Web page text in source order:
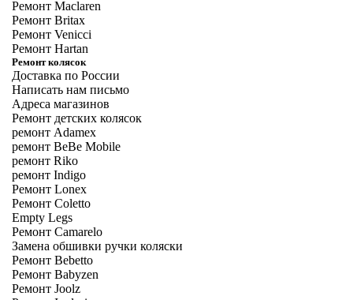
Ремонт Maclaren
Ремонт Britax
Ремонт Venicci
Ремонт Hartan
Ремонт колясок
Доставка по России
Написать нам письмо
Адреса магазинов
Ремонт детских колясок
ремонт Adamex
ремонт BeBe Mobile
ремонт Riko
ремонт Indigo
Ремонт Lonex
Ремонт Coletto
Empty Legs
Ремонт Camarelo
Замена обшивки ручки коляски
Ремонт Bebetto
Ремонт Babyzen
Ремонт Joolz